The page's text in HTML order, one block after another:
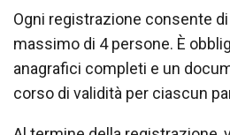
Ogni registrazione consente
massimo di 4 persone. È
anagrafici completi e un
corso di validità per ciascun